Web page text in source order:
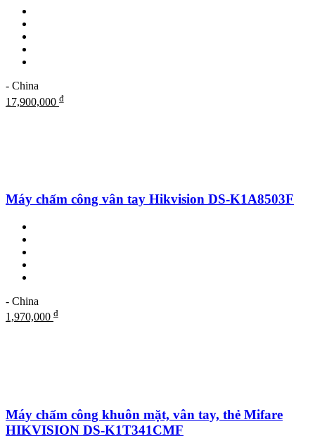
- China
17,900,000 ₫
Máy chấm công vân tay Hikvision DS-K1A8503F
- China
1,970,000 ₫
Máy chấm công khuôn mặt, vân tay, thẻ Mifare
HIKVISION DS-K1T341CMF